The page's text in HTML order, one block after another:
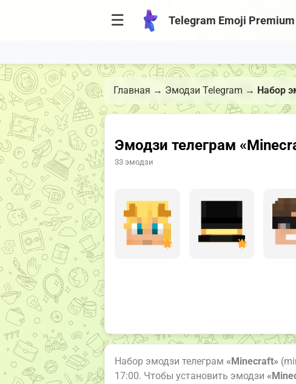
☰ Telegram Emoji Premium
Главная → Эмодзи Telegram → Набор
Эмодзи телеграм
33 эмодзи
Набор эмодзи телеграм «Minecraft»
17:00. Чтобы установить эмодзи